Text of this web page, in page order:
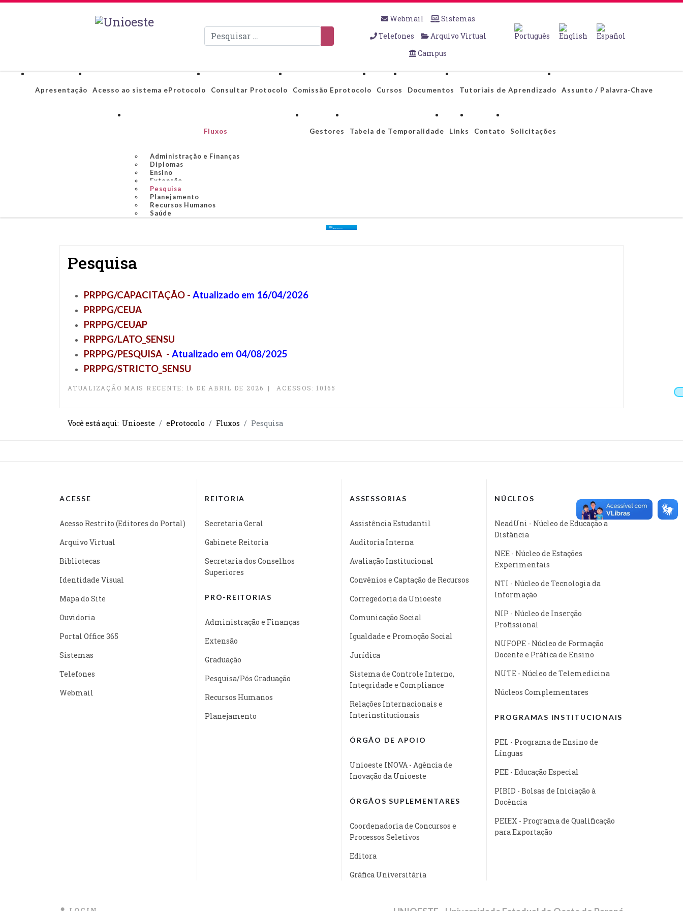
Pesquisar
Webmail
Sistemas
Telefones
Arquivo Virtual
Campus
Apresentação Acesso ao sistema eProtocolo Consultar Protocolo Comissão Eprotocolo Cursos Documentos Tutoriais de Aprendizado Assunto / Palavra-Chave
Fluxos
Administração e Finanças
Diplomas
Ensino
Extensão
Pesquisa
Planejamento
Recursos Humanos
Saúde
Gestores Tabela de Temporalidade Links Contato Solicitações
Pesquisa
PRPPG/CAPACITAÇÃO - Atualizado em 16/04/2026
PRPPG/CEUA
PRPPG/CEUAP
PRPPG/LATO_SENSU
PRPPG/PESQUISA - Atualizado em 04/08/2025
PRPPG/STRICTO_SENSU
ATUALIZAÇÃO MAIS RECENTE: 16 DE ABRIL DE 2026 ACESSOS: 10165
Você está aqui: Unioeste eProtocolo Fluxos Pesquisa
ACESSE
Acesso Restrito (Editores do Portal)
Arquivo Virtual
Bibliotecas
Identidade Visual
Mapa do Site
Ouvidoria
Portal Office 365
Sistemas
Telefones
Webmail
REITORIA
Secretaria Geral
Gabinete Reitoria
Secretaria dos Conselhos
Superiores
PRÓ-REITORIAS
Administração e Finanças
Extensão
Graduação
Pesquisa/Pós Graduação
Recursos Humanos
Planejamento
ASSESSORIAS
Assistência Estudantil
Auditoria Interna
Avaliação Institucional
Convênios e Captação de Recursos
Corregedoria da Unioeste
Comunicação Social
Igualdade e Promoção Social
Jurídica
Sistema de Controle Interno,
Integridade e Compliance
Relações Internacionais e
Interinstitucionais
ÓRGÃO DE APOIO
Unioeste INOVA - Agência de
Inovação da Unioeste
ÓRGÃOS SUPLEMENTARES
Coordenadoria de Concursos e
Processos Seletivos
Editora
Gráfica Universitária
NÚCLEOS
NeadUni - Núcleo de Educação a
Distância
NEE - Núcleo de Estações
Experimentais
NTI - Núcleo de Tecnologia da
Informação
NIP - Núcleo de Inserção
Profissional
NUFOPE - Núcleo de Formação
Docente e Prática de Ensino
NUTE - Núcleo de Telemedicina
Núcleos Complementares
PROGRAMAS INSTITUCIONAIS
PEL - Programa de Ensino de
Línguas
PEE - Educação Especial
PIBID - Bolsas de Iniciação à
Docência
PEIEX - Programa de Qualificação
para Exportação